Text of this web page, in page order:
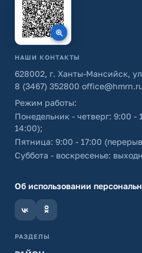
НАШИ КОНТАКТЫ
628002, г. Ханты-Мансийск,
8 (3467) 352800
Режим работы:
Понедельник - четверг: 9:00 -
14:00);
Пятница: 9:00 - 17:00
Суббота - воскресенье:
Об использовании
РАЗДЕЛЫ